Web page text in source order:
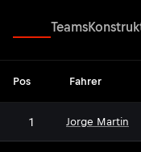
Teams
Pos Fahrer
1 Jorge Martin